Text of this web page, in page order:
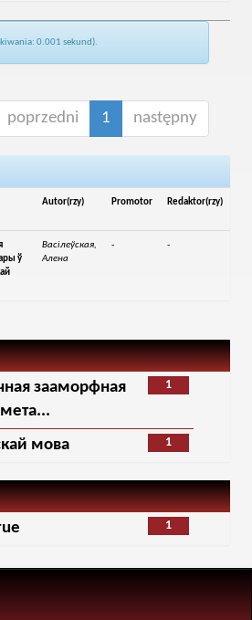
0.001 sekund).
poprzedni 1 następny
Autor(rzy) Promotor Redaktor(rzy)
ў
Васiлеўская,
Алена
- -
1
зааморфная
мета...
1
мова
1